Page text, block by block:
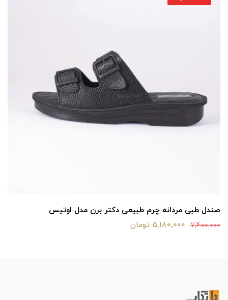
صندل طبی مردانه چرم طبیعی دکتر برن مدل اوتیس
7,400,000 5,180,000 تومان